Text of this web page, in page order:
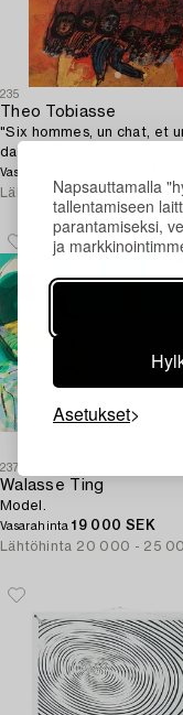
Napsauttamalla
tallentamiseen
parantamiseksi,
ja
Asetukset
235
Theo Tobiasse
"Six hommes, un chat, et
danseuse".
Vasarahinta
Lähtöhinta 50 000 - 60
237
Walasse Ting
Model.
Vasarahinta19 000 SEK
Lähtöhinta 20 000 - 25